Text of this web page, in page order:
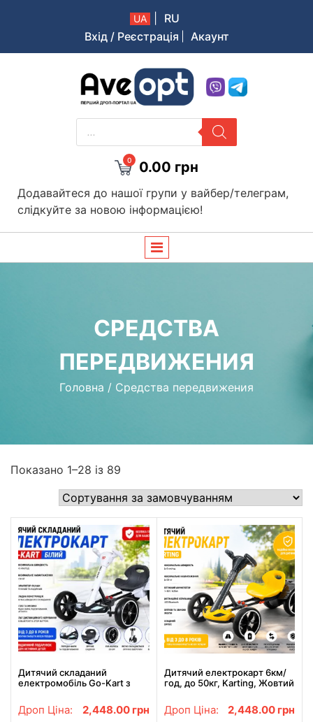
UA
RU
Вхід / Реєстрація
Акаунт
Aveopt – оптова дропшипінг платформа в Україні
PRODUCTS
SEARCH
0 0.00 грн
Додавайтеся до нашої групи у вайбер/телеграм,
слідкуйте за новою інформацією!
СРЕДСТВА
ПЕРЕДВИЖЕНИЯ
Головна / Средства передвижения
Показано 1–28 із 89
Дитячий складаний
електромобіль Go-Kart з
керування електрокар Білий
Дроп Ціна: 2,448.00 грн
Дитячий електрокарт 6км/
год, до 50кг, Karting, Жовтий
карт / Дитячий
електромобіль
Дроп Ціна: 2,448.00 грн